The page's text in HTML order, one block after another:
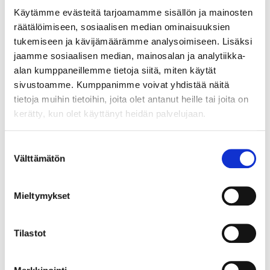
Käytämme evästeitä tarjoamamme sisällön ja mainosten
räätälöimiseen, sosiaalisen median ominaisuuksien
tukemiseen ja kävijämäärämme analysoimiseen. Lisäksi
jaamme sosiaalisen median, mainosalan ja analytiikka-
alan kumppaneillemme tietoja siitä, miten käytät
sivustoamme. Kumppanimme voivat yhdistää näitä
tietoja muihin tietoihin, joita olet antanut heille tai joita on
kerätty, kun olet käyttänyt heidän palvelujaan.
valinta
Välttämätön
Mieltymykset
Tilastot
vaikuttavat koko elintarvikeketjuun alkutuotannosta
kuluttajan lautaselle asti. Ammattilaisen kädenjäljen
opiskeluaineisto ja osaamistesti johdattavat sinut
ruokapalvelun kestäviin ja vastuullisiin valintoihin.
Tämä kurssi on osa kuuden kurssin sarjaa, jotka
yhdessä muodostavat Vastuullisen ruokapalvelualan
kokonaisuuden. Tutustu muihin Vastuullisen
ruokapalvelualan kursseihin.
oppitunnin opiskeluun menee 5-15 minuuttia.